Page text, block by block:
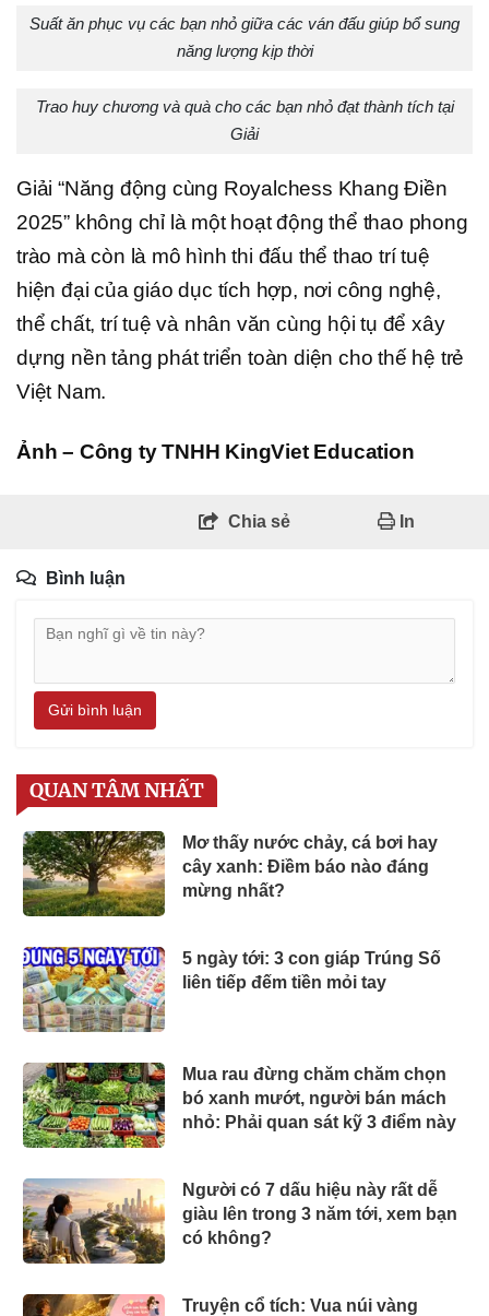
Suất ăn phục vụ các bạn nhỏ giữa các ván đấu giúp bổ sung
năng lượng kịp thời
Trao huy chương và quà cho các bạn nhỏ đạt thành tích tại
Giải
Giải “Năng động cùng Royalchess Khang Điền
2025” không chỉ là một hoạt động thể thao phong
trào mà còn là mô hình thi đấu thể thao trí tuệ
hiện đại của giáo dục tích hợp, nơi công nghệ,
thể chất, trí tuệ và nhân văn cùng hội tụ để xây
dựng nền tảng phát triển toàn diện cho thế hệ trẻ
Việt Nam.
Ảnh – Công ty TNHH KingViet Education
Chia sẻ In
Bình luận
Gửi bình luận
QUAN TÂM NHẤT
Mơ thấy nước chảy, cá bơi hay
cây xanh: Điềm báo nào đáng
mừng nhất?
5 ngày tới: 3 con giáp Trúng Số
liên tiếp đếm tiền mỏi tay
Mua rau đừng chăm chăm chọn
bó xanh mướt, người bán mách
nhỏ: Phải quan sát kỹ 3 điểm này
Người có 7 dấu hiệu này rất dễ
giàu lên trong 3 năm tới, xem bạn
có không?
Truyện cổ tích: Vua núi vàng